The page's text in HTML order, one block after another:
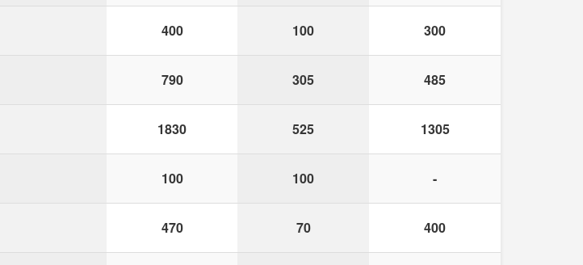
400 100 300
790 305 485
1830 525 1305
100 100 -
470 70 400